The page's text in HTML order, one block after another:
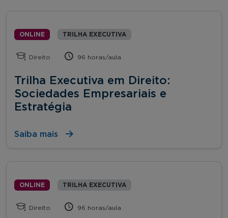
ONLINE TRILHA EXECUTIVA
Direito 96 horas/aula
Trilha Executiva em Direito:
Sociedades Empresariais e
Estratégia
Saiba mais
ONLINE TRILHA EXECUTIVA
Direito 96 horas/aula